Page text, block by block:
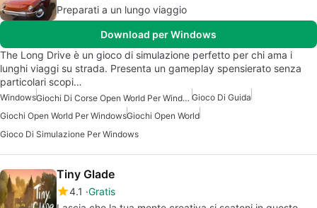
Preparati a un lungo viaggio
Download per Windows
The Long Drive è un gioco di simulazione perfetto per chi ama i
lunghi viaggi su strada. Presenta un gameplay spensierato senza
particolari scopi…
Windows Giochi Di Corse Open World Per Windows Gioco Di Guida
Giochi Open World Per WindowsGiochi Open World
Gioco Di Simulazione Per Windows
Tiny Glade
4.1 Gratis